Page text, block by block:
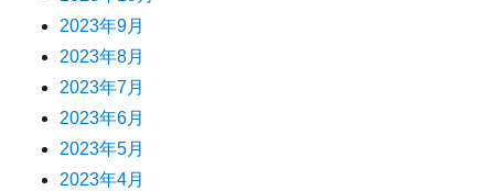
2023年9月
2023年8月
2023年7月
2023年6月
2023年5月
2023年4月